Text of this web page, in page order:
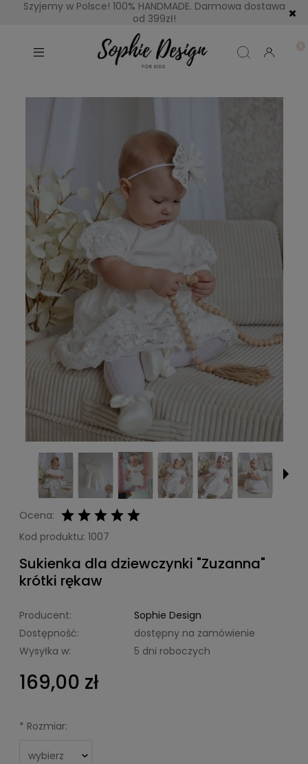
Szyjemy w Polsce! 100% HANDMADE. Darmowa dostawa
od 399zł!
Ocena:
Kod produktu: 1007
Sukienka dla dziewczynki "Zuzanna"
krótki rękaw
Producent:
Sophie Design
Dostępność:
dostępny na zamówienie
Wysyłka w:
5 dni roboczych
169,00 zł
* Rozmiar: